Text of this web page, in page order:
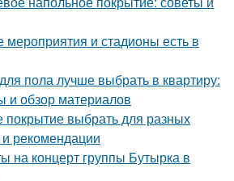
мероприятия и стадионы есть в
пола лучше выбрать в квартиру:
и обзор материалов
покрытие выбрать для разных
рекомендации
на концерт группы Бутырка в